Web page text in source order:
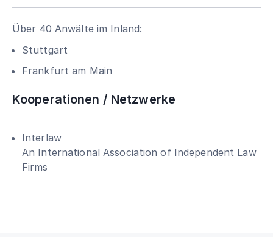
Über 40 Anwälte im Inland:
Stuttgart
Frankfurt am Main
Kooperationen / Netzwerke
Interlaw
An International Association of Independent Law
Firms